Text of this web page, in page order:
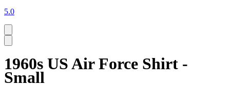
5.0
1960s US Air Force Shirt -
Small